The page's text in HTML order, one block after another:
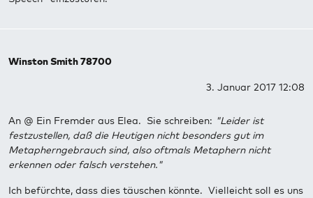
Winston Smith 78700
3. Januar 2017 12:08
An @ Ein Fremder aus Elea. Sie schreiben: "Leider ist
festzustellen, daß die Heutigen nicht besonders gut im
Metapherngebrauch sind, also oftmals Metaphern nicht
erkennen oder falsch verstehen."
Ich befürchte, dass dies täuschen könnte. Vielleicht soll es uns